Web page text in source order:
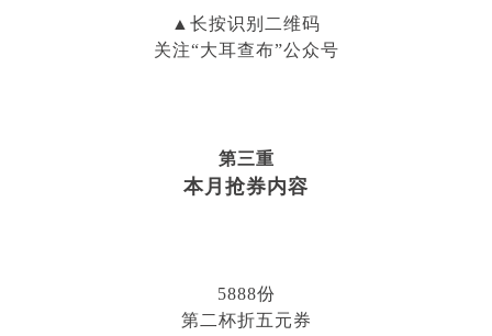
▲长按识别二维码
关注“大耳查布”公众号
第三重
本月抢券内容
5888份
第二杯折五元券